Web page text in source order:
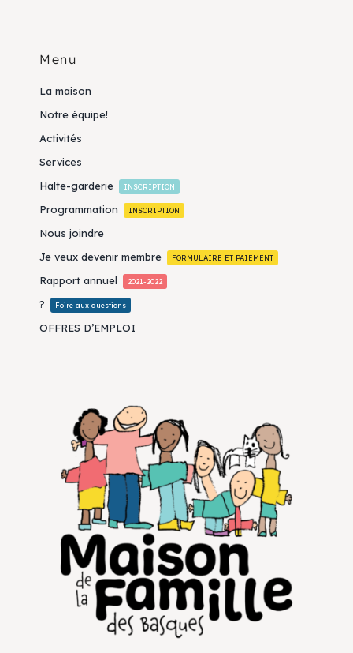
Menu
La maison
Notre équipe!
Activités
Services
Halte-garderie
INSCRIPTION
Programmation INSCRIPTION
Nous joindre
Je veux devenir membre
FORMULAIRE ET PAIEMENT
Rapport annuel 2021-2022
? Foire aux questions
OFFRES D’EMPLOI